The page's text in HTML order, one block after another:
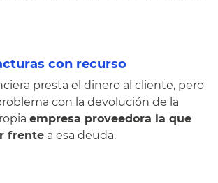
con recurso
presta el dinero al cliente, pero
con la devolución de la
empresa proveedora la que
frente a esa deuda.